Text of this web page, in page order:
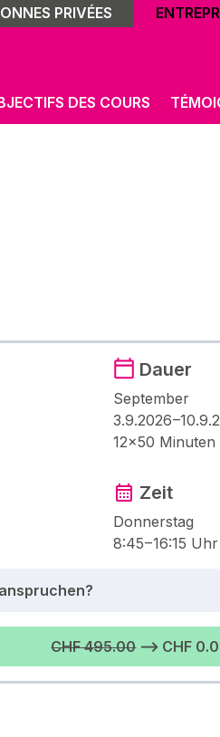
PRIVÉES
DES COURS
Dauer
September
3.9.2026
12×50 Minuten
Zeit
Donnerstag
8:45 – 16:15 Uhr
CHF 495.00⟶ CHF